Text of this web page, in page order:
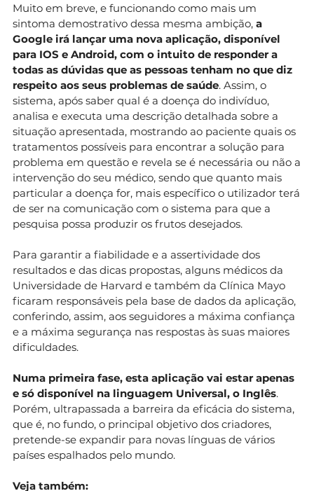
Muito em breve, e funcionando como mais um
sintoma demostrativo dessa mesma ambição, a
Google irá lançar uma nova aplicação, disponível
para IOS e Android, com o intuito de responder a
todas as dúvidas que as pessoas tenham no que diz
respeito aos seus problemas de saúde. Assim, o
sistema, após saber qual é a doença do indivíduo,
analisa e executa uma descrição detalhada sobre a
situação apresentada, mostrando ao paciente quais os
tratamentos possíveis para encontrar a solução para
problema em questão e revela se é necessária ou não a
intervenção do seu médico, sendo que quanto mais
particular a doença for, mais específico o utilizador terá
de ser na comunicação com o sistema para que a
pesquisa possa produzir os frutos desejados.
Para garantir a fiabilidade e a assertividade dos
resultados e das dicas propostas, alguns médicos da
Universidade de Harvard e também da Clínica Mayo
ficaram responsáveis pela base de dados da aplicação,
conferindo, assim, aos seguidores a máxima confiança
e a máxima segurança nas respostas às suas maiores
dificuldades.
Numa primeira fase, esta aplicação vai estar apenas
e só disponível na linguagem Universal, o Inglês.
Porém, ultrapassada a barreira da eficácia do sistema,
que é, no fundo, o principal objetivo dos criadores,
pretende-se expandir para novas línguas de vários
países espalhados pelo mundo.
Veja também: